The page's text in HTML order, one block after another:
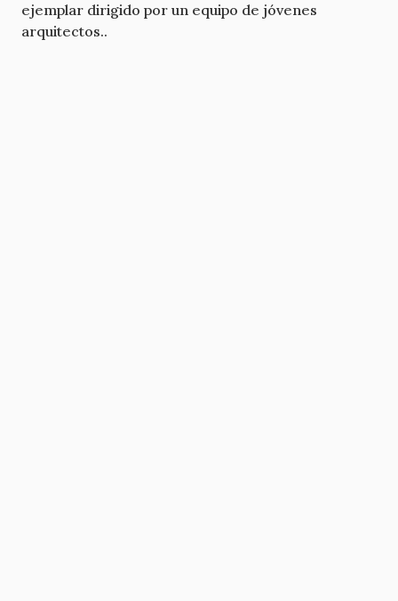
ejemplar dirigido por un equipo de jóvenes
arquitectos..